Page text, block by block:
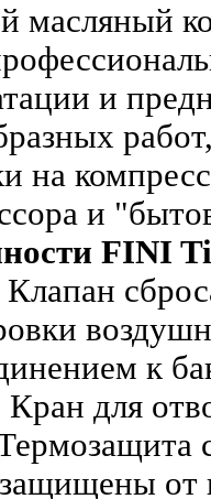
масляный
и
на
и
FINI
к
Кран для
от